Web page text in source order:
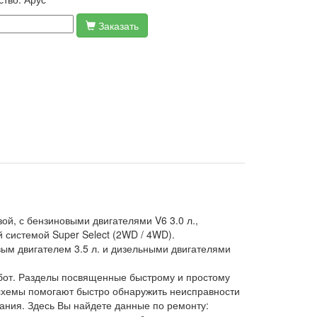
Заказать
с бензиновыми двигателями V6 3.0 л.,
Super Select (2WD / 4WD).
двигателем 3.5 л. и дизельными двигателями
Разделы посвященные быстрому и простому
помогают быстро обнаружить неисправности
Здесь Вы найдете данные по ремонту: